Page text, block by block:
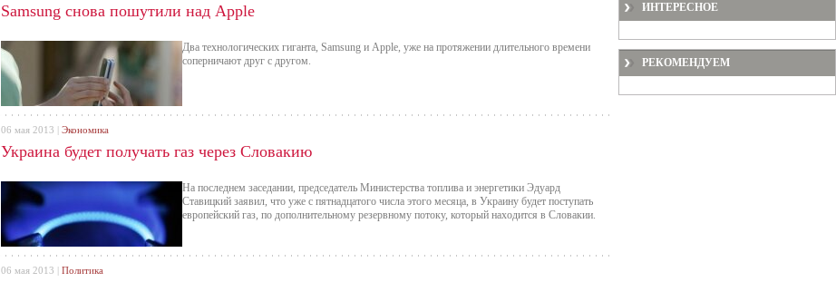
Samsung снова пошутили над Apple
Два технологических гиганта, Samsung и Apple, уже на протяжении длительного времени
соперничают друг с другом.
Украина будет получать газ через Словакию
На последнем заседании, председатель Министерства топлива и энергетики Эдуард
Ставицкий заявил, что уже с пятнадцатого числа этого месяца, в Украину будет поступать
европейский газ, по дополнительному резервному потоку, который находится в Словакии.
06 мая 2013 | Экономика
06 мая 2013 | Политика
ИНТЕРЕСНОЕ
РЕКОМЕНДУЕМ